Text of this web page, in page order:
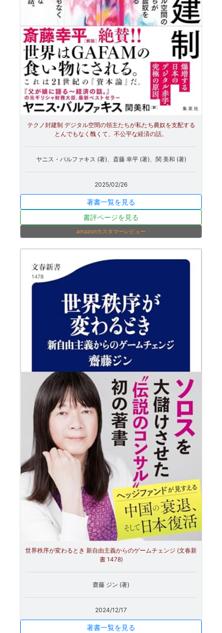
テクノ封建制 デジタル空間の領主たちが私たち農奴を支配する
とんでもなく醜くて、不公平な経済の話。
ヤニス・バルファキス (著)、斎藤 幸平 (著)、関 美和 (著)
2025/02/26
著書一覧を見る
書評ページを見る
amazonカスタマーレビュー
世界秩序が変わるとき 新自由主義からのゲームチェンジ (文春新
書 1478)
齋藤 ジン (著)
2024/12/17
著書一覧を見る